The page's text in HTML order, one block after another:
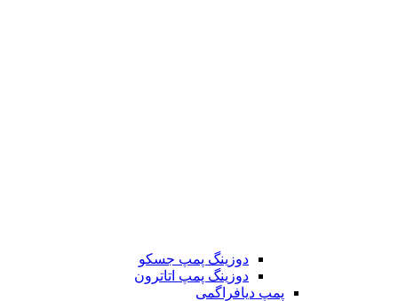
دوزینگ پمپ جسکو
دوزینگ پمپ اتاترون
پمپ دیافراگمی